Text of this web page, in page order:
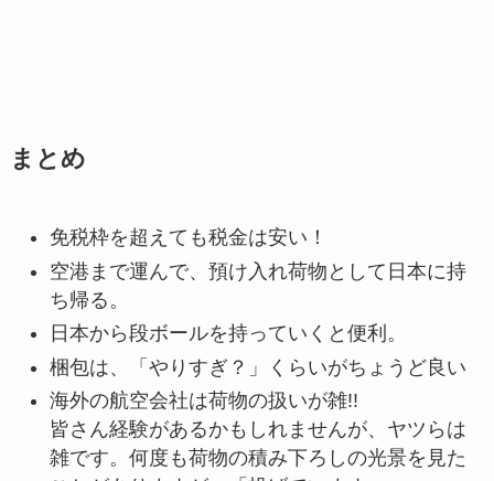
まとめ
免税枠を超えても税金は安い！
空港まで運んで、預け入れ荷物として日本に持
ち帰る。
日本から段ボールを持っていくと便利。
梱包は、「やりすぎ？」くらいがちょうど良い
海外の航空会社は荷物の扱いが雑!!
皆さん経験があるかもしれませんが、ヤツらは
雑です。何度も荷物の積み下ろしの光景を見た